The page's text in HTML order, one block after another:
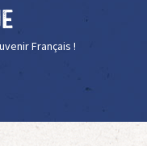
Français !